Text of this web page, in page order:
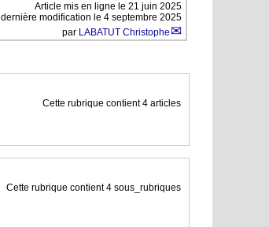
Article mis en ligne le 21 juin 2025
dernière modification le 4 septembre 2025
par LABATUT Christophe
Cette rubrique contient 4 articles
Cette rubrique contient 4 sous_rubriques